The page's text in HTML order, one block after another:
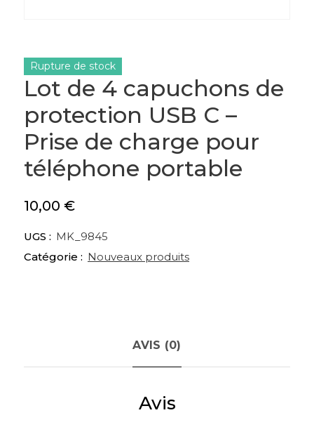
Lot de 4 capuchons de
protection USB C –
Prise de charge pour
téléphone portable
10,00 €
Rupture de stock
UGS : MK_9845
Catégorie : Nouveaux produits
AVIS (0)
Avis